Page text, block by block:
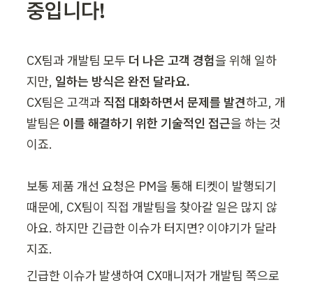
중입니다!
CX팀과 개발팀 모두 더 나은 고객 경험을 위해 일하
지만,
CX팀은 고객과 직접 대화하면서 문제를 발견하고, 개
발팀은 이를 해결하기 위한 기술적인 접근을 하는 것
이죠.
보통 제품 개선 요청은 PM을 통해 티켓이 발행되기
때문에, CX팀이 직접 개발팀을 찾아갈 일은 많지 않
아요. 하지만 긴급한 이슈가 터지면? 이야기가 달라
지죠.
긴급한 이슈가 발생하여 CX매니저가 개발팀 쪽으로